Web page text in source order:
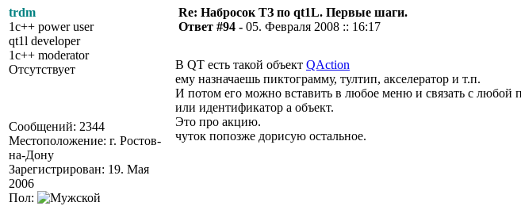
trdm
1c++ power user
qt1l developer
1c++ moderator
Отсутствует
Сообщений: 2344
Местоположение: г. Ростов-
на-Дону
Зарегистрирован: 19. Мая
2006
Пол:
Re: Набросок ТЗ по qt1L. Первые шаги.
Ответ #94 - 05. Февраля 2008 :: 16:17
В QT есть такой объект QAction
ему назначаешь пиктограмму, тултип, акселератор и т.п.
И потом его можно вставить в любое меню и связать с
или идентификатор а объект.
Это про акцию.
чуток попозже дорисую остальное.